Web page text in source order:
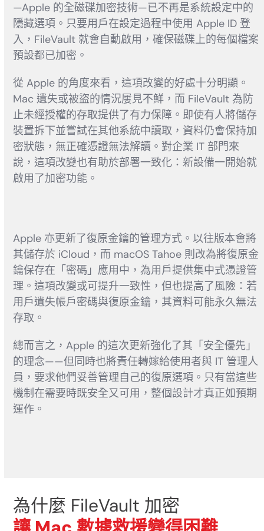
—Apple 的全磁碟加密技術—已不再是系統設定中的
隱藏選項。只要用戶在設定過程中使用 Apple ID 登
入，FileVault 就會自動啟用，確保磁碟上的每個檔案
預設都已加密。
從 Apple 的角度來看，這項改變的好處十分明顯。
Mac 遺失或被盜的情況屢見不鮮，而 FileVault 為防
止未經授權的存取提供了有力保障。即使有人將儲存
裝置拆下並嘗試在其他系統中讀取，資料仍會保持加
密狀態，無正確憑證無法解讀。對企業 IT 部門來
說，這項改變也有助於部署一致化：新設備一開始就
啟用了加密功能。
Apple 亦更新了復原金鑰的管理方式。以往版本會將
其儲存於 iCloud，而 macOS Tahoe 則改為將復原金
鑰保存在「密碼」應用中，為用戶提供集中式憑證管
理。這項改變或可提升一致性，但也提高了風險：若
用戶遺失帳戶密碼與復原金鑰，其資料可能永久無法
存取。
總而言之，Apple 的這次更新強化了其「安全優先」
的理念——但同時也將責任轉嫁給使用者與 IT 管理人
員，要求他們妥善管理自己的復原選項。只有當這些
機制在需要時既安全又可用，整個設計才真正如預期
運作。
為什麼 FileVault 加密